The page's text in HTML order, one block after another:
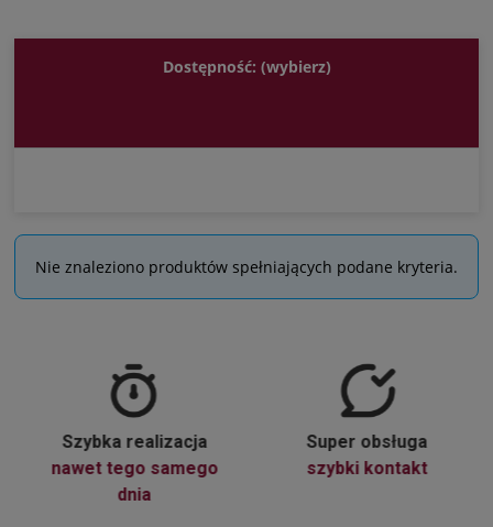
Dostępność: (wybierz)
Nie znaleziono produktów spełniających podane kryteria.
Szybka realizacja
nawet tego samego
dnia
Super obsługa
szybki kontakt